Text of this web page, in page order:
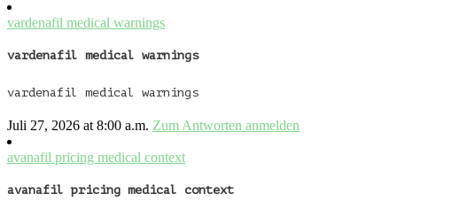
vardenafil medical warnings
vardenafil medical warnings
vardenafil medical warnings
Juli 27, 2026 at 8:00 a.m. Zum Antworten anmelden
avanafil pricing medical context
avanafil pricing medical context